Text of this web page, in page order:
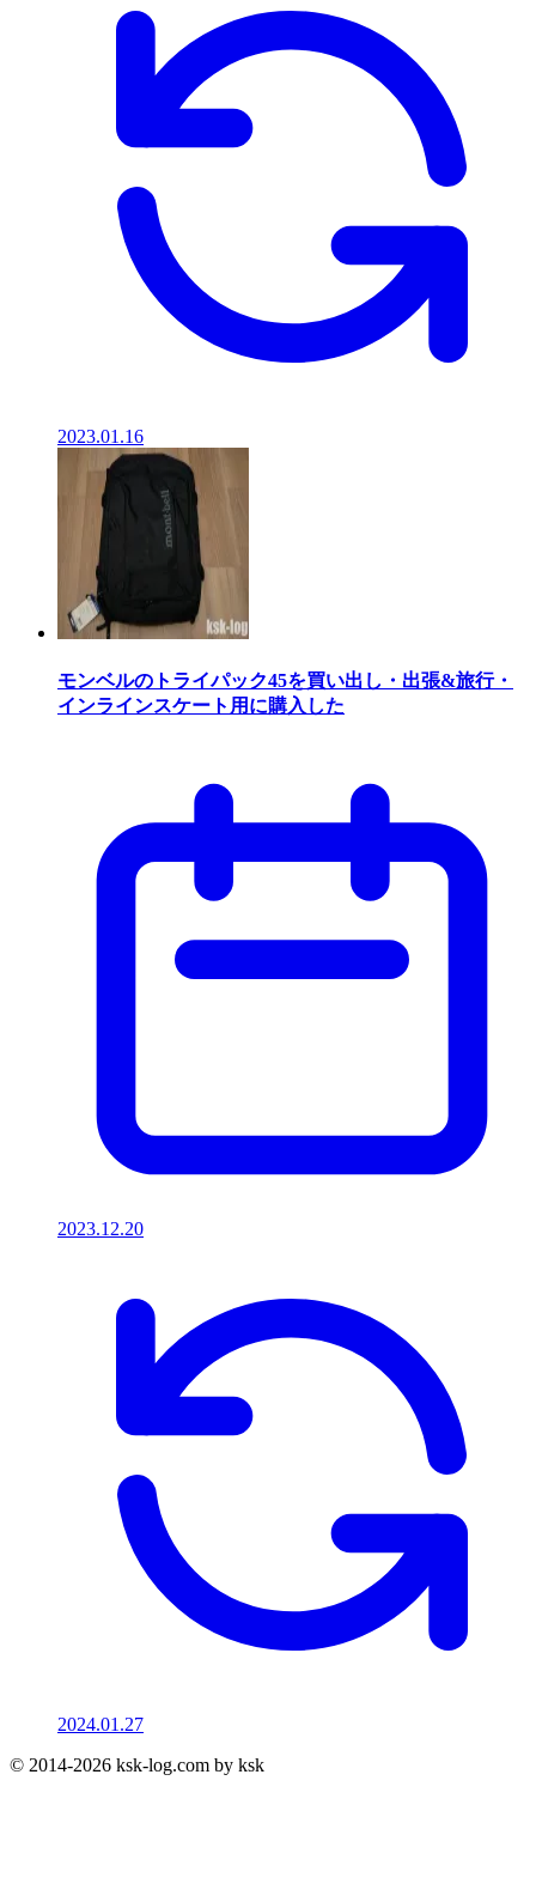
2023.01.16
モンベルのトライパック45を買い出し・出張&旅行・
インラインスケート用に購入した
2023.12.20
2024.01.27
© 2014-2026 ksk-log.com by ksk